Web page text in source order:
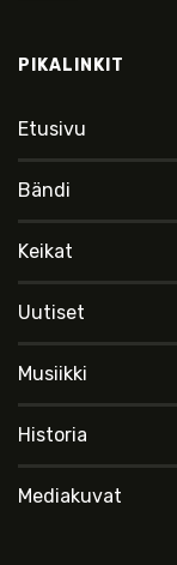
PIKALINKIT
Etusivu
Bändi
Keikat
Uutiset
Musiikki
Historia
Mediakuvat